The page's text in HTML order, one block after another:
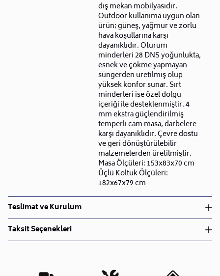
dış mekan mobilyasıdır.
Outdoor kullanıma uygun olan
ürün; güneş, yağmur ve zorlu
hava koşullarına karşı
dayanıklıdır. Oturum
minderleri 28 DNS yoğunlukta,
esnek ve çökme yapmayan
süngerden üretilmiş olup
yüksek konfor sunar. Sırt
minderleri ise özel dolgu
içeriği ile desteklenmiştir. 4
mm ekstra güçlendirilmiş
temperli cam masa, darbelere
karşı dayanıklıdır. Çevre dostu
ve geri dönüştürülebilir
malzemelerden üretilmiştir.
Masa Ölçüleri: 153x83x70 cm
Üçlü Koltuk Ölçüleri:
182x67x79 cm
Teslimat ve Kurulum
Teslimat ve Kurulum
• Siparişlerinizi aldıktan sonra en kısa sürede işleme
Kargo süreçlerimizi güçlü lojistik ağımızla
Taksit Seçenekleri